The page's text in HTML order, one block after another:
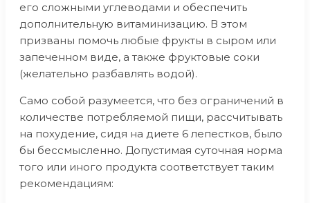
его сложными углеводами и обеспечить
дополнительную витаминизацию. В этом
призваны помочь любые фрукты в сыром или
запеченном виде, а также фруктовые соки
(желательно разбавлять водой).
Само собой разумеется, что без ограничений в
количестве потребляемой пищи, рассчитывать
на похудение, сидя на диете 6 лепестков, было
бы бессмысленно. Допустимая суточная норма
того или иного продукта соответствует таким
рекомендациям: